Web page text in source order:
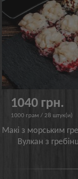
1040 грн.
1000 грам / 28 штук(и)
Макі з морським
Вулкан з